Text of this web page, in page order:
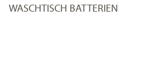
WASCHTISCH BATTERIEN